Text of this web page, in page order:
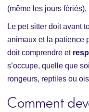
(même les jours
Le pet sitter doit avant
animaux et la patience
doit comprendre et
s’occupe, quelle que
rongeurs, reptiles ou
Comment